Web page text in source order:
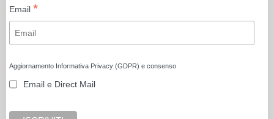
Email *
Aggiornamento Informativa Privacy (GDPR) e consenso
Email e Direct Mail